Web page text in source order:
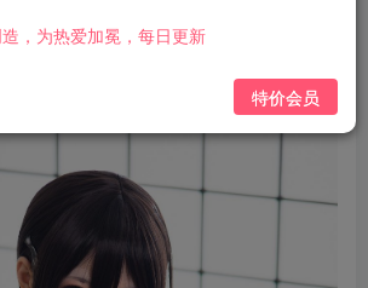
立即购买
，为热爱加冕，每日更新
特价会员